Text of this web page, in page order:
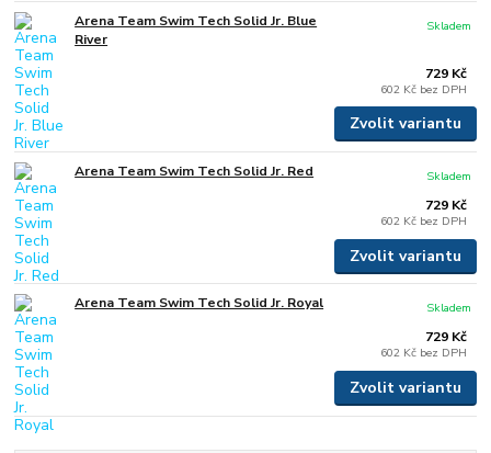
Arena Team Swim Tech Solid Jr. Blue
River
729 Kč
602 Kč bez DPH
Skladem
Zvolit variantu
Arena Team Swim Tech Solid Jr. Red
729 Kč
602 Kč bez DPH
Skladem
Zvolit variantu
Arena Team Swim Tech Solid Jr. Royal
729 Kč
602 Kč bez DPH
Skladem
Zvolit variantu